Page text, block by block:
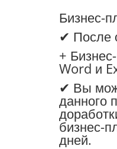
Бизнес-
✔ После
+
Word и
✔ Вы
данного
бизнес-
дней.